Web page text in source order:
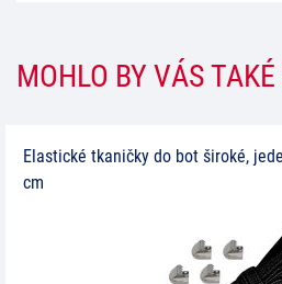
MOHLO BY VÁS
Elastické tkaničky do bot široké,
cm